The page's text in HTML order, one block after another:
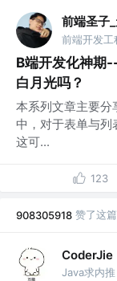
前端圣子
B端开发化神期
白月光吗？
本系列文章主要分
中，对于表单与列
这可...
123
908305918 赞了这
CoderJie
Java求内推